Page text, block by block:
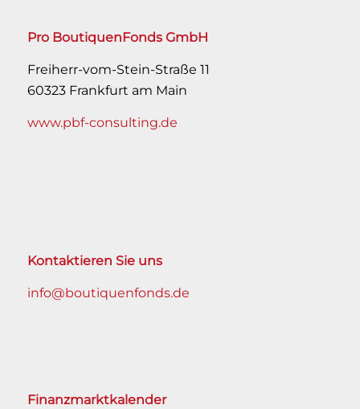
Pro BoutiquenFonds GmbH
Freiherr-vom-Stein-Straße 11
60323 Frankfurt am Main
www.pbf-consulting.de
Kontaktieren Sie uns
info@boutiquenfonds.de
Finanzmarktkalender